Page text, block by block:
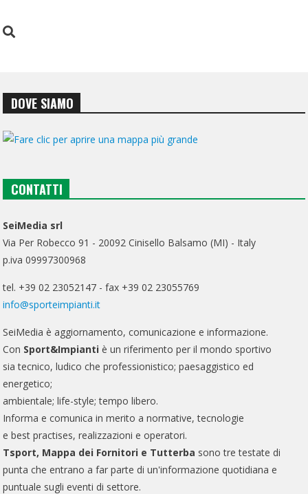
DOVE SIAMO
CONTATTI
SeiMedia srl
Via Per Robecco 91 - 20092 Cinisello Balsamo (MI) - Italy
p.iva 09997300968
tel. +39 02 23052147 - fax +39 02 23055769
info@sporteimpianti.it
SeiMedia è aggiornamento, comunicazione e informazione.
Con Sport&Impianti è un riferimento per il mondo sportivo
sia tecnico, ludico che professionistico; paesaggistico ed
energetico;
ambientale; life-style; tempo libero.
Informa e comunica in merito a normative, tecnologie
e best practises, realizzazioni e operatori.
Tsport, Mappa dei Fornitori e Tutterba sono tre testate di
punta che entrano a far parte di un'informazione quotidiana e
puntuale sugli eventi di settore.